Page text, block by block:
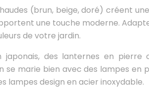
(brun, beige, doré) créent
une touche moderne.
de votre jardin.
japonais, des lanternes en
se marie bien avec des lampes en
lampes design en acier inoxydable.